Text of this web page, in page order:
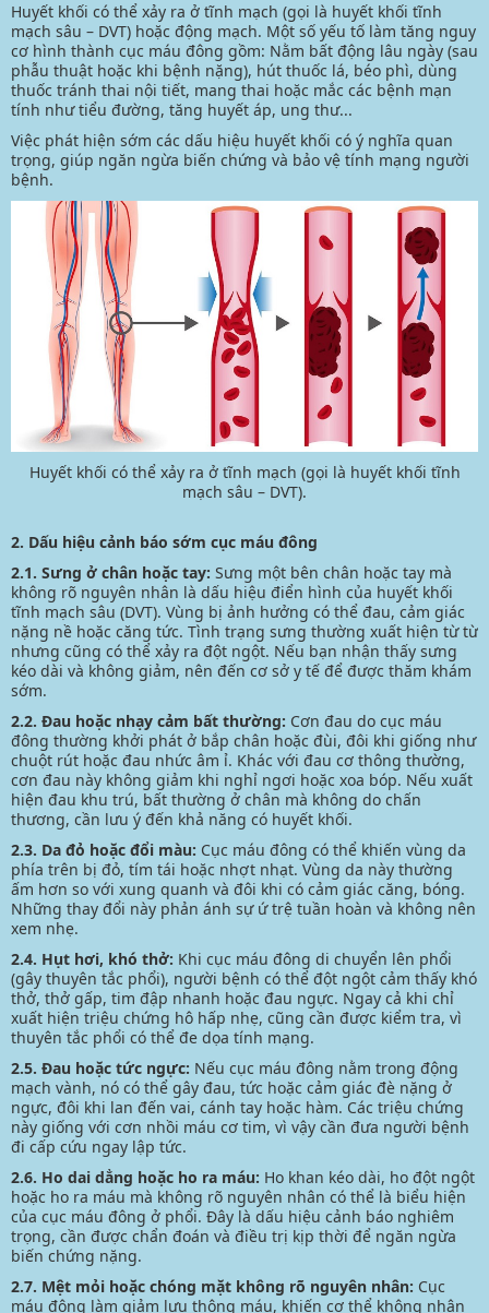
Huyết khối có thể xảy ra ở tĩnh mạch (gọi là huyết khối tĩnh
mạch sâu – DVT) hoặc động mạch. Một số yếu tố làm tăng nguy
cơ hình thành cục máu đông gồm: Nằm bất động lâu ngày (sau
phẫu thuật hoặc khi bệnh nặng), hút thuốc lá, béo phì, dùng
thuốc tránh thai nội tiết, mang thai hoặc mắc các bệnh mạn
tính nhưtiểu đường, tăng huyết áp, ung thư...
Việc phát hiện sớm các dấu hiệu huyết khối có ý nghĩa quan
trọng, giúp ngăn ngừa biến chứng và bảo vệ tính mạng người
bệnh.
Huyết khối có thể xảy ra ở tĩnh mạch (gọi là huyết khối tĩnh
mạch sâu – DVT).
2. Dấu hiệu cảnh báo sớm cục máu đông
2.1. Sưng ở chân hoặc tay: Sưng một bên chân hoặc tay mà
không rõ nguyên nhân là dấu hiệu điển hình của huyết khối
tĩnh mạch sâu (DVT). Vùng bị ảnh hưởng có thể đau, cảm giác
nặng nề hoặc căng tức. Tình trạng sưng thường xuất hiện từ từ
nhưng cũng có thể xảy ra đột ngột. Nếu bạn nhận thấy sưng
kéo dài và không giảm, nên đến cơ sở y tế để được thăm khám
sớm.
2.2. Đau hoặc nhạy cảm bất thường: Cơn đau do cục máu
đông thường khởi phát ở bắp chân hoặc đùi, đôi khi giống như
chuột rút hoặc đau nhức âm ỉ. Khác với đau cơ thông thường,
cơn đau này không giảm khi nghỉ ngơi hoặc xoa bóp. Nếu xuất
hiện đau khu trú, bất thường ở chân mà không do chấn
thương, cần lưu ý đến khả năng có huyết khối.
2.3. Da đỏ hoặc đổi màu: Cục máu đông có thể khiến vùng da
phía trên bị đỏ, tím tái hoặc nhợt nhạt. Vùng da này thường
ấm hơn so với xung quanh và đôi khi có cảm giác căng, bóng.
Những thay đổi này phản ánh sự ứ trệ tuần hoàn và không nên
xem nhẹ.
2.4. Hụt hơi, khó thở: Khi cục máu đông di chuyển lên phổi
(gây thuyên tắc phổi), người bệnh có thể đột ngột cảm thấy khó
thở, thở gấp, tim đập nhanh hoặc đau ngực. Ngay cả khi chỉ
xuất hiện triệu chứng hô hấp nhẹ, cũng cần được kiểm tra, vì
thuyên tắc phổi có thể đe dọa tính mạng.
2.5. Đau hoặc tức ngực: Nếu cục máu đông nằm trong động
mạch vành, nó có thể gây đau, tức hoặc cảm giác đè nặng ở
ngực, đôi khi lan đến vai, cánh tay hoặc hàm. Các triệu chứng
này giống với cơn nhồi máu cơ tim, vì vậy cần đưa người bệnh
đi cấp cứu ngay lập tức.
2.6. Ho dai dẳng hoặc ho ra máu: Ho khan kéo dài, ho đột ngột
hoặc ho ra máu mà không rõ nguyên nhân có thể là biểu hiện
của cục máu đông ở phổi. Đây là dấu hiệu cảnh báo nghiêm
trọng, cần được chẩn đoán và điều trị kịp thời để ngăn ngừa
biến chứng nặng.
2.7. Mệt mỏi hoặc chóng mặt không rõ nguyên nhân: Cục
máu đông làm giảm lưu thông máu, khiến cơ thể không nhận